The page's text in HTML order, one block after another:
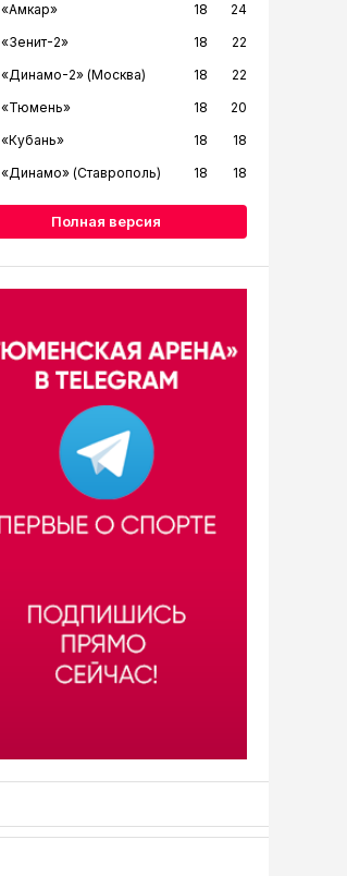
«Амкар» 18
24
«Зенит-2» 18
22
«Динамо-2» (Москва) 18
22
«Тюмень» 18
20
«Кубань» 18
18
«Динамо» (Ставрополь) 18 18
Полная версия